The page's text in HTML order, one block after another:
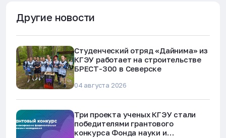
Другие новости
Студенческий отряд «Дайнима» из
КГЭУ работает на строительстве
БРЕСТ-300 в Северске
04 августа 2026
Три проекта ученых КГЭУ стали
победителями грантового
конкурса Фонда науки и